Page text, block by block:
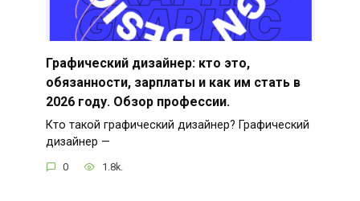
Графический дизайнер: кто это,
обязанности, зарплаты и как им стать в
2026 году. Обзор профессии.
Кто такой графический дизайнер? Графический
дизайнер —
0 1.8k.